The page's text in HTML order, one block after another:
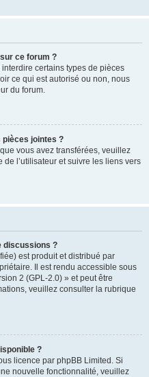
ce forum ?
certains types de pièces
ce qui est autorisé ou non, nous
du forum.
jointes ?
vous avez transférées, veuillez
l’utilisateur et suivre les liens vers
discussions ?
est produit et distribué par
Il est rendu accessible sous
2 (GPL-2.0) » et peut être
veuillez consulter la rubrique
?
licence par phpBB Limited. Si
nouvelle fonctionnalité, veuillez